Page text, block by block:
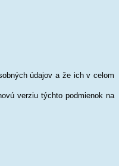
údajov a že ich v celom
verziu týchto podmienok na